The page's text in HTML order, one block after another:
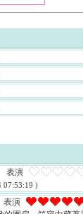
表演
07:53:19 )
表演